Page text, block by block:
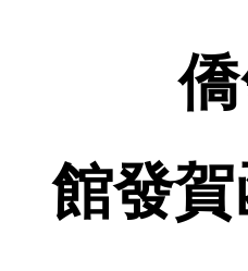
僑
館發賀